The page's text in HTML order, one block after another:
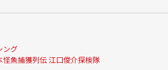
ング
怪魚捕獲列伝 江口俊介探検隊